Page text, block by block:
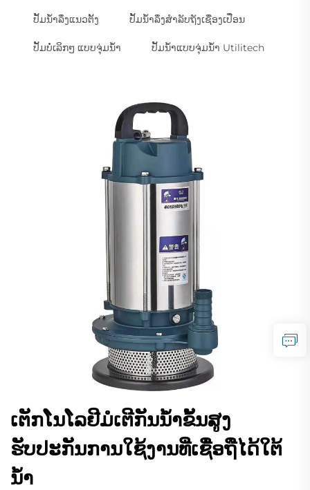
ປັ້ມນ້ຳລຶ່ງແນວຕັ້ງ ປັ້ມນ້ຳລຶ່ງສຳລັບຖັງເຊື່ອງເປື່ອນ
ປັ້ມບໍ່ເລິກໆ ແບບຈຸ່ມນ້ຳ ປັ້ມນ້ຳແບບຈຸ່ມນ້ຳ Utilitech
ເຕັກໂນໂລຢີມໍເຕີກັນນ້ຳຂັ້ນສູງ
ຮັບປະກັນການໃຊ້ງານທີ່ເຊື່ອຖືໄດ້ໃຕ້
ນ້ຳ